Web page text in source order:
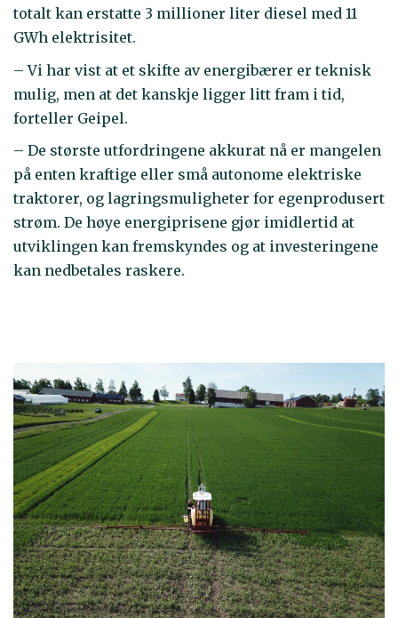
totalt kan erstatte 3 millioner liter diesel med 11
GWh elektrisitet.
– Vi har vist at et skifte av energibærer er teknisk
mulig, men at det kanskje ligger litt fram i tid,
forteller Geipel.
– De største utfordringene akkurat nå er mangelen
på enten kraftige eller små autonome elektriske
traktorer, og lagringsmuligheter for egenprodusert
strøm. De høye energiprisene gjør imidlertid at
utviklingen kan fremskyndes og at investeringene
kan nedbetales raskere.